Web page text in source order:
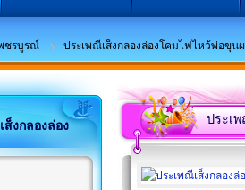
ชรบูรณ์ ประเพณีเส็งกลองล่องโคมไฟไหว้พ่อขุน
งกลองล่อง
ประเ